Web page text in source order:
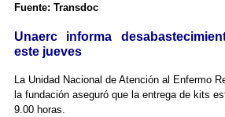
Fuente: Transdoc
Unaerc informa
este jueves
La Unidad Nacional de Atención al Enfermo
la fundación aseguró que la entrega de kits
9.00 horas.